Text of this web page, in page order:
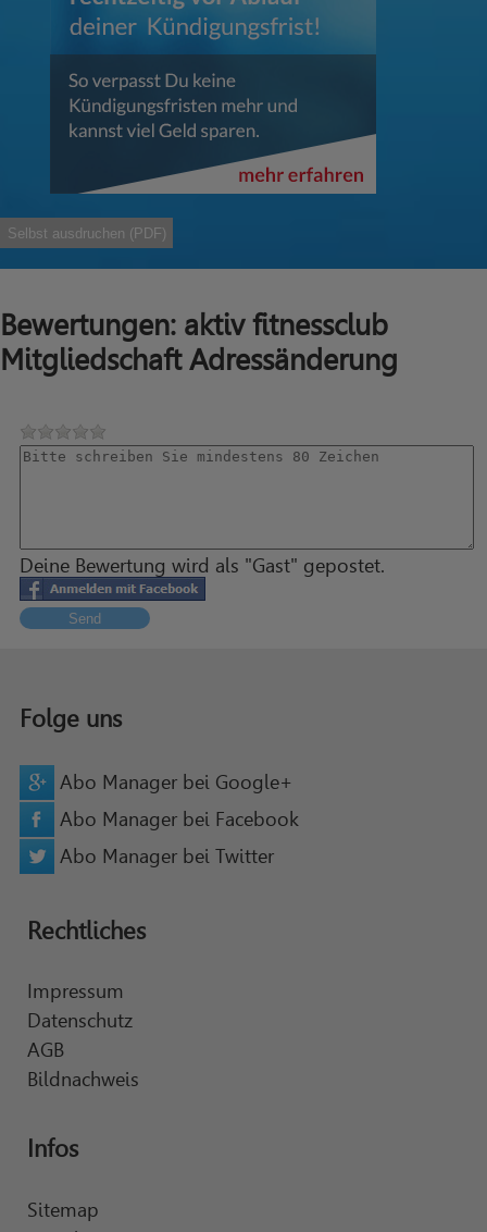
Selbst ausdruchen (PDF)
Bewertungen: aktiv fitnessclub
Mitgliedschaft Adressänderung
Deine Bewertung wird als "Gast" gepostet.
Send
Folge uns
Abo Manager bei Google+
Abo Manager bei Facebook
Abo Manager bei Twitter
Rechtliches
Impressum
Datenschutz
AGB
Bildnachweis
Infos
Sitemap